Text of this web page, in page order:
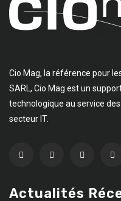
Cio Mag, la référence pour
SARL, Cio Mag est un
technologique au service
secteur IT.
Actualités